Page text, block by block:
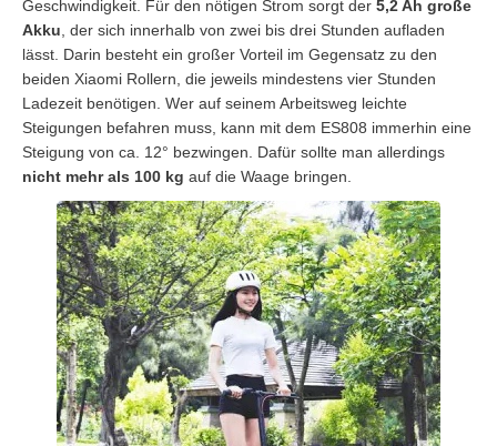
Geschwindigkeit. Für den nötigen Strom sorgt der 5,2 Ah große
Akku, der sich innerhalb von zwei bis drei Stunden aufladen
lässt. Darin besteht ein großer Vorteil im Gegensatz zu den
beiden Xiaomi Rollern, die jeweils mindestens vier Stunden
Ladezeit benötigen. Wer auf seinem Arbeitsweg leichte
Steigungen befahren muss, kann mit dem ES808 immerhin eine
Steigung von ca. 12° bezwingen. Dafür sollte man allerdings
nicht mehr als 100 kg auf die Waage bringen.